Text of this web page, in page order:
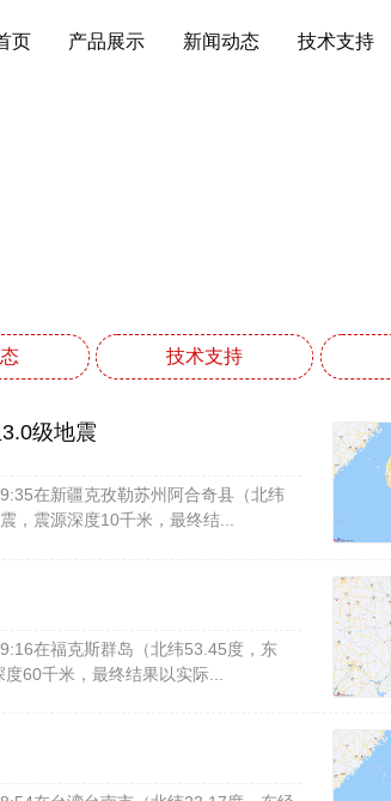
页 产品展示 新闻动态 技术支持
技术支持
级地震
在新疆克孜勒苏州阿合奇县（北纬
，震源深度10千米，最终结...
在福克斯群岛（北纬53.45度，东
60千米，最终结果以实际...